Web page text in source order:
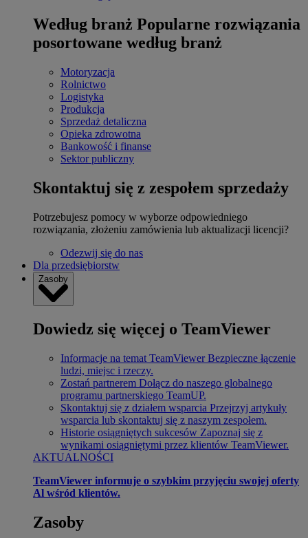
Według branż Popularne rozwiązania
posortowane według branż
Motoryzacja
Rolnictwo
Logistyka
Produkcja
Sprzedaż detaliczna
Opieka zdrowotna
Bankowość i finanse
Sektor publiczny
Skontaktuj się z zespołem sprzedaży
Potrzebujesz pomocy w wyborze odpowiedniego
rozwiązania, złożeniu zamówienia lub aktualizacji licencji?
Odezwij się do nas
Dla przedsiębiorstw
Zasoby
Dowiedz się więcej o TeamViewer
Informacje na temat TeamViewer Bezpieczne łączenie
ludzi, miejsc i rzeczy.
Zostań partnerem Dołącz do naszego globalnego
programu partnerskiego TeamUP.
Skontaktuj się z działem wsparcia Przejrzyj artykuły
wsparcia lub skontaktuj się z naszym zespołem.
Historie osiągniętych sukcesów Zapoznaj się z
wynikami osiągniętymi przez klientów TeamViewer.
AKTUALNOŚCI
TeamViewer informuje o szybkim przyjęciu swojej oferty
Al wśród klientów.
Zasoby